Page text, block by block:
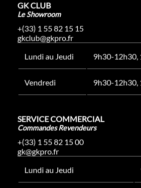
GK CLUB
Le Showroom
+(33) 1 55 82 15 15
gkclub@gkpro.fr
Lundi au Jeudi
9h30-12h30,
Vendredi 9h30-12h30,
SERVICE COMMERCIAL
Commandes Revendeurs
+(33) 1 55 82 15 00
gk@gkpro.fr
Lundi au Jeudi